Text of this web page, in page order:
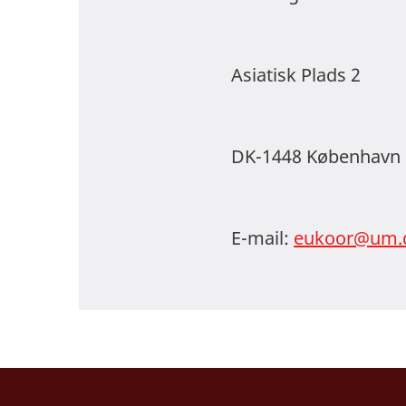
Asiatisk Plads 2
DK-1448 København
E-mail: